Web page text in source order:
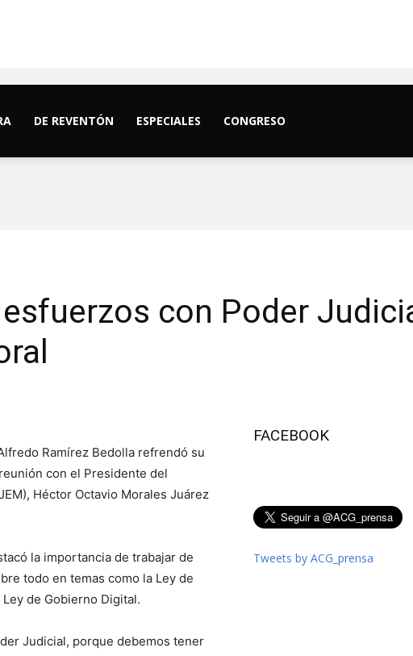
DE REVENTÓN ESPECIALES CONGRESO
con Poder
Ramírez Bedolla refrendó su
con el Presidente del
Héctor Octavio Morales Juárez
la importancia de trabajar de
todo en temas como la Ley de
de Gobierno Digital.
Judicial, porque debemos tener
FACEBOOK
Tweets by ACG_prensa